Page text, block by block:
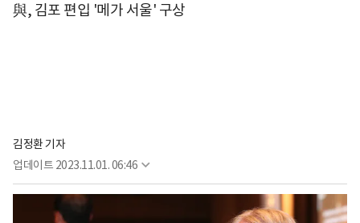
與, 김포 편입 '메가 서울' 구상
김정환 기자
업데이트 2023.11.01. 06:46